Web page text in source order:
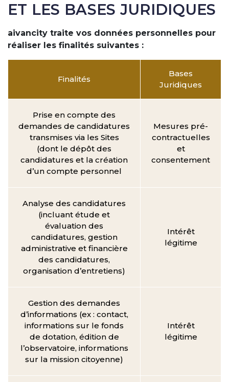
ET LES BASES JURIDIQUES
aivancity traite vos données personnelles pour
réaliser les finalités suivantes :
Finalités
Bases
Juridiques
Prise en compte des
demandes de candidatures
transmises via les Sites
(dont le dépôt des
candidatures et la création
d’un compte personnel
Mesures pré-
contractuelles
et
consentement
Analyse des candidatures
(incluant étude et
évaluation des
candidatures, gestion
administrative et financière
des candidatures,
organisation d’entretiens)
Intérêt
légitime
Gestion des demandes
d’informations (ex : contact,
informations sur le fonds
de dotation, édition de
l’observatoire, informations
sur la mission citoyenne)
Intérêt
légitime